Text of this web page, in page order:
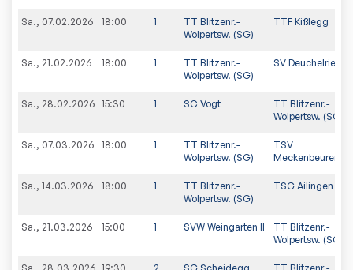
Sa., 07.02.2026 18:00 1
TT Blitzenr.-
Wolpertsw. (SG)
TTF Kißlegg
Sa., 21.02.2026 18:00 1
TT Blitzenr.-
Wolpertsw. (SG)
SV Deuchelried II
Sa., 28.02.2026 15:30 1 SC Vogt
TT Blitzenr.-
Wolpertsw. (SG)
Sa., 07.03.2026 18:00 1
TT Blitzenr.-
Wolpertsw. (SG)
TSV
Meckenbeuren
Sa., 14.03.2026 18:00 1
TT Blitzenr.-
Wolpertsw. (SG)
TSG Ailingen
Sa., 21.03.2026 15:00 1 SVW Weingarten II
TT Blitzenr.-
Wolpertsw. (SG)